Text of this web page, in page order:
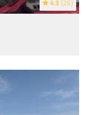
4.3 (26)